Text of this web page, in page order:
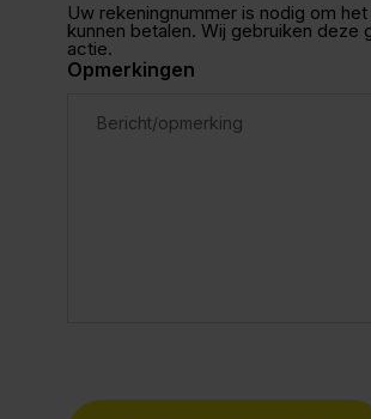
Uw rekeningnummer is nodig om
kunnen betalen. Wij gebruiken
actie.
Opmerkingen